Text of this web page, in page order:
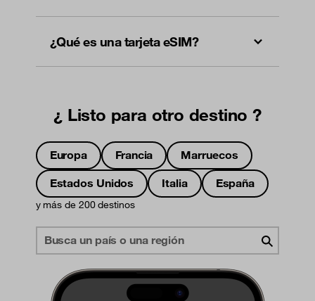
¿Qué es una tarjeta eSIM?
¿ Listo para otro destino ?
Europa Francia
Marruecos
Estados Unidos
Italia España
y más de 200 destinos